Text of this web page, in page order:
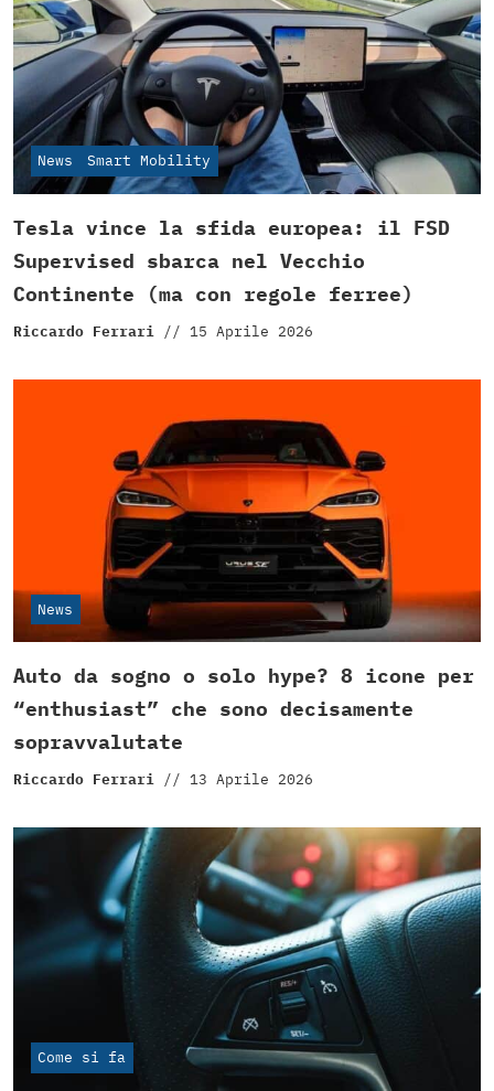
News Smart Mobility
Tesla vince la sfida europea: il FSD
Supervised sbarca nel Vecchio
Continente (ma con regole ferree)
Riccardo Ferrari // 15 Aprile 2026
News
Auto da sogno o solo hype? 8 icone per
“enthusiast” che sono decisamente
sopravvalutate
Riccardo Ferrari // 13 Aprile 2026
Come si fa